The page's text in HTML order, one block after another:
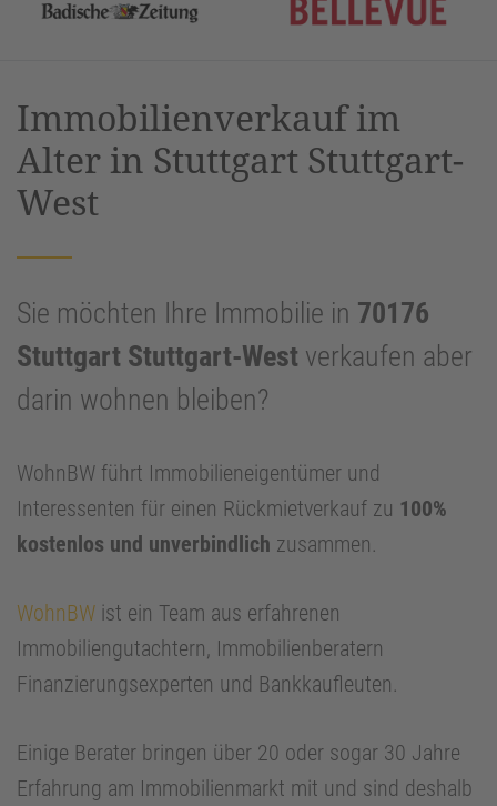
Immobilienverkauf im
Alter in Stuttgart Stuttgart-
West
Sie möchten Ihre Immobilie in 70176
Stuttgart Stuttgart-West verkaufen aber
darin wohnen bleiben?
WohnBW führt Immobilieneigentümer und
Interessenten für einen Rückmietverkauf zu 100%
kostenlos und unverbindlich zusammen.
WohnBW ist ein Team aus erfahrenen
Immobiliengutachtern, Immobilienberatern
Finanzierungsexperten und Bankkaufleuten.
Einige Berater bringen über 20 oder sogar 30 Jahre
Erfahrung am Immobilienmarkt mit und sind deshalb